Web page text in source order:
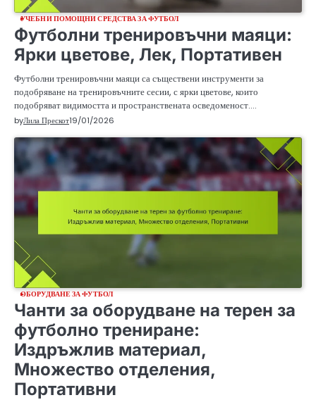
УЧЕБНИ ПОМОЩНИ СРЕДСТВА ЗА ФУТБОЛ
Футболни тренировъчни маяци:
Ярки цветове, Лек, Портативен
Футболни тренировъчни маяци са съществени инструменти за
подобряване на тренировъчните сесии, с ярки цветове, които
подобряват видимостта и пространствената осведоменост.…
byЛила Прескот19/01/2026
ОБОРУДВАНЕ ЗА ФУТБОЛ
Чанти за оборудване на терен за
футболно трениране:
Издръжлив материал,
Множество отделения,
Портативни